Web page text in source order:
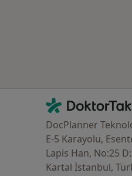
İletişim
DoktorTakvimi - Ana
DocPlanner
E-5 Karayolu,
Lapis Han, No:25
Kartal İstanbul,